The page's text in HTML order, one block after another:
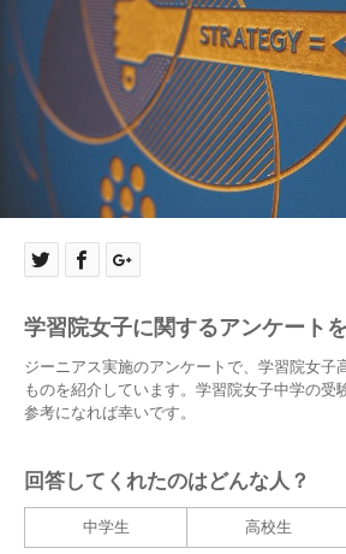
学習院女子に関するアンケート
ジーニアス実施のアンケートで、学習院女子
ものを紹介しています。学習院女子中学の受
参考になれば幸いです。
回答してくれたのはどんな人？
中学生 高校生